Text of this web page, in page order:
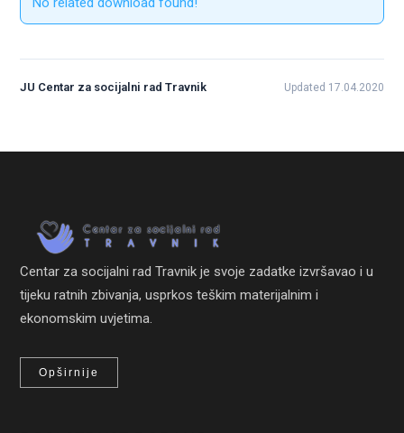
JU Centar za socijalni rad Travnik Updated 17.04.2020
Centar za socijalni rad Travnik je svoje zadatke izvršavao i u
tijeku ratnih zbivanja, usprkos teškim materijalnim i
ekonomskim uvjetima.
Opširnije